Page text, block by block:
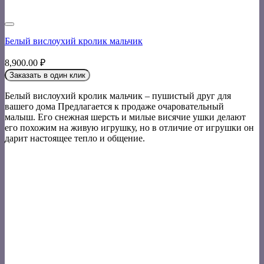
Белый вислоухий кролик мальчик
8,900.00 ₽
Заказать в один клик
Белый вислоухий кролик мальчик – пушистый друг для
вашего дома Предлагается к продаже очаровательный
малыш. Его снежная шерсть и милые висячие ушки делают
его похожим на живую игрушку, но в отличие от игрушки он
дарит настоящее тепло и общение.